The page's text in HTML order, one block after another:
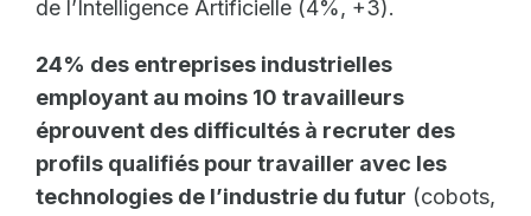
de l’Intelligence Artificielle (4%, +3).
24% des entreprises industrielles
employant au moins 10 travailleurs
éprouvent des difficultés à recruter des
profils qualifiés pour travailler avec les
technologies de l’industrie du futur (cobots,